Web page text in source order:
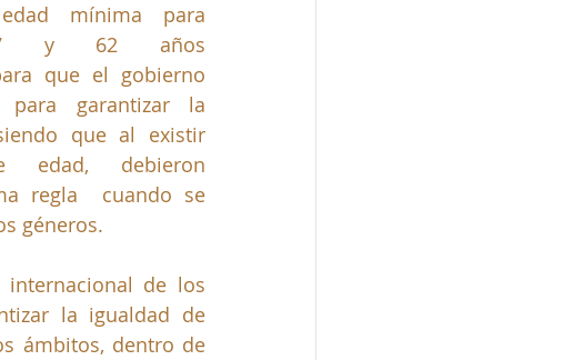
mínima para
y 62 años
que el gobierno
para garantizar la
que al existir
edad, debieron
regla  cuando se
géneros.
de los
la igualdad de
ámbitos, dentro de